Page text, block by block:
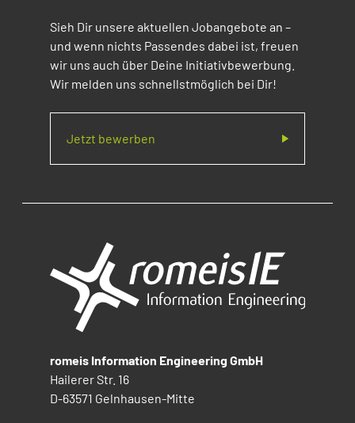
Sieh Dir unsere aktuellen Jobangebote an –
und wenn nichts Passendes dabei ist, freuen
wir uns auch über Deine Initiativbewerbung.
Wir melden uns schnellstmöglich bei Dir!
Jetzt bewerben
romeis Information Engineering GmbH
Hailerer Str. 16
D-63571 Gelnhausen-Mitte